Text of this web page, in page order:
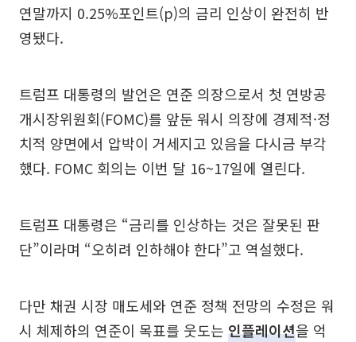
연말까지 0.25%포인트(p)의 금리 인상이 완전히 반
영됐다.
트럼프 대통령의 발언은 연준 의장으로서 첫 연방공
개시장위원회(FOMC)를 앞둔 워시 의장에 경제적·정
치적 양면에서 압박이 거세지고 있음을 다시금 부각
했다. FOMC 회의는 이번 달 16~17일에 열린다.
트럼프 대통령은 “금리를 인상하는 것은 잘못된 판
단”이라며 “오히려 인하해야 한다”고 역설했다.
다만 채권 시장 매도세와 연준 정책 전망의 수정은 워
시 체제하의 연준이 목표를 웃도는 인플레이션을 억